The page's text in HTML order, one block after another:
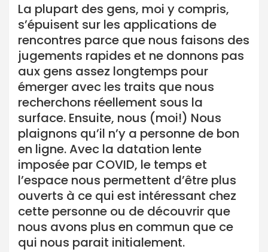
La plupart des gens, moi y compris,
s’épuisent sur les applications de
rencontres parce que nous faisons des
jugements rapides et ne donnons pas
aux gens assez longtemps pour
émerger avec les traits que nous
recherchons réellement sous la
surface. Ensuite, nous (moi!) Nous
plaignons qu’il n’y a personne de bon
en ligne. Avec la datation lente
imposée par COVID, le temps et
l’espace nous permettent d’être plus
ouverts à ce qui est intéressant chez
cette personne ou de découvrir que
nous avons plus en commun que ce
qui nous parait initialement.